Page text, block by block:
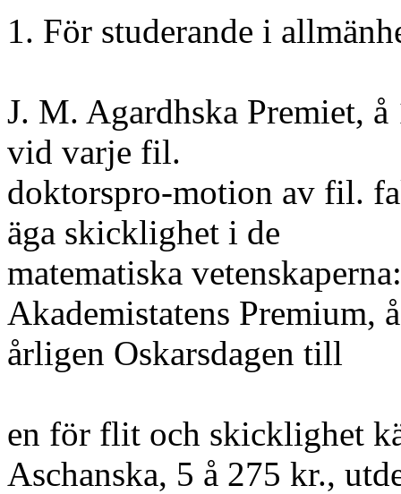
1. För studerande i
J. M. Agardhska Premiet,
vid varje fil.
doktorspro-motion av fil.
äga skicklighet i de
matematiska
Akademistatens Premium,
årligen Oskarsdagen till
en för flit och skicklighet
Aschanska, 5 å 275 kr.,